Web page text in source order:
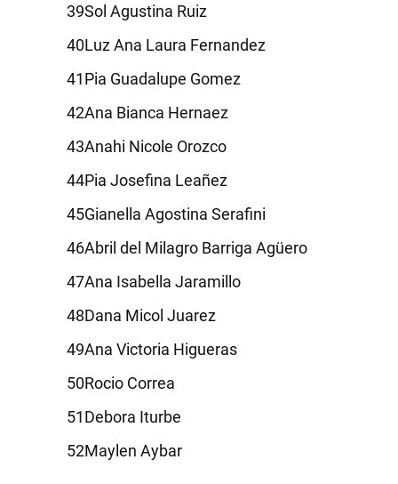
Sol Agustina Ruiz
Luz Ana Laura Fernandez
Pia Guadalupe Gomez
Ana Bianca Hernaez
Anahi Nicole Orozco
Pia Josefina Leañez
Gianella Agostina Serafini
Abril del Milagro Barriga Agüero
Ana Isabella Jaramillo
Dana Micol Juarez
Ana Victoria Higueras
Rocio Correa
Debora Iturbe
Maylen Aybar